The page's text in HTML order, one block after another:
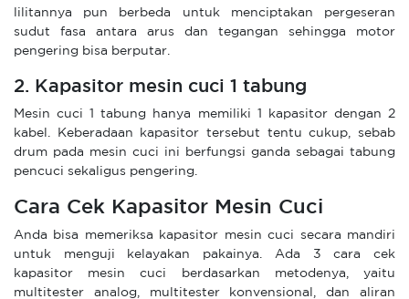
lilitannya pun berbeda untuk menciptakan pergeseran
sudut fasa antara arus dan tegangan sehingga motor
pengering bisa berputar.
2. Kapasitor mesin cuci 1 tabung
Mesin cuci 1 tabung hanya memiliki 1 kapasitor dengan 2
kabel. Keberadaan kapasitor tersebut tentu cukup, sebab
drum pada mesin cuci ini berfungsi ganda sebagai tabung
pencuci sekaligus pengering.
Cara Cek Kapasitor Mesin Cuci
Anda bisa memeriksa kapasitor mesin cuci secara mandiri
untuk menguji kelayakan pakainya. Ada 3 cara cek
kapasitor mesin cuci berdasarkan metodenya, yaitu
multitester analog, multitester konvensional, dan aliran